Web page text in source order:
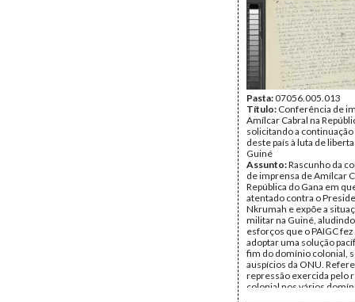
Pasta:07056.005.013
Título: Conferência de
Amílcar Cabral na
solicitando a continuação
deste país à luta de
Guiné
Assunto:Rascunho da
de imprensa de Amílcar
República do Gana em
atentado contra o
Nkrumah e expõe a
militar na Guiné,
esforços que o PAIGC fez
adoptar uma solução
fim do domínio colonial,
auspícios da ONU.
repressão exercida pelo
colonial nos vários